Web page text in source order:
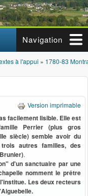
Navigation
à l'appui » 1780-83
Version imprimable
facilement lisible. Elle est
Perrier (plus gros
siècle) semble avoir du
autres familles, des
.
d'un sanctuaire par une
nomment le prêtre
Les deux recteurs